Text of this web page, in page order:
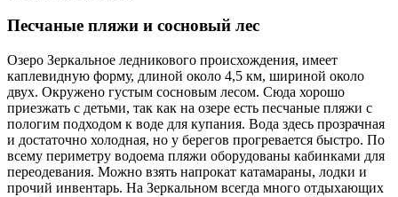
Песчаные пляжи и сосновый лес
Озеро Зеркальное ледникового происхождения, имеет
каплевидную форму, длиной около 4,5 км, шириной около
двух. Окружено густым сосновым лесом. Сюда хорошо
приезжать с детьми, так как на озере есть песчаные пляжи с
пологим подходом к воде для купания. Вода здесь прозрачная
и достаточно холодная, но у берегов прогревается быстро. По
всему периметру водоема пляжи оборудованы кабинками для
переодевания. Можно взять напрокат катамараны, лодки и
прочий инвентарь. На Зеркальном всегда много отдыхающих